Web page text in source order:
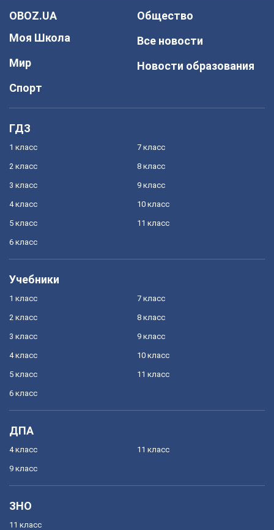
OBOZ.UA
Моя Школа
Мир
Спорт
Общество
Все новости
Новости образования
ГДЗ
1 класс
2 класс
3 класс
4 класс
5 класс
6 класс
7 класс
8 класс
9 класс
10 класс
11 класс
Учебники
1 класс
2 класс
3 класс
4 класс
5 класс
6 класс
7 класс
8 класс
9 класс
10 класс
11 класс
ДПА
4 класс
9 класс
11 класс
ЗНО
11 класс